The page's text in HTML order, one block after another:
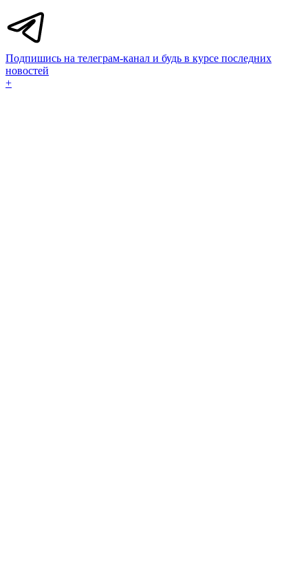
Подпишись на телеграм-канал и будь в курсе последних
новостей
+